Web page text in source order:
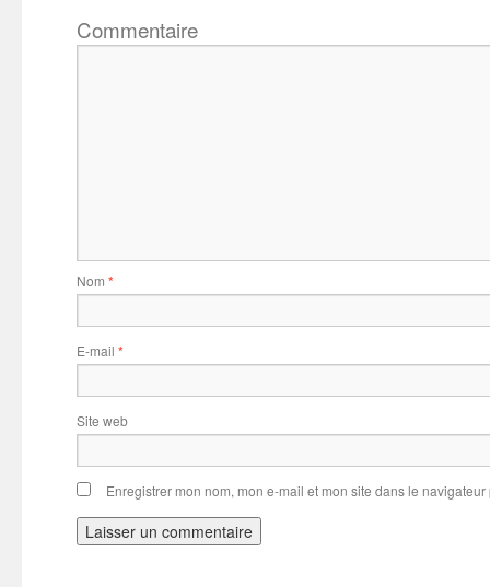
Commentaire
Nom *
E-mail *
Site web
Enregistrer mon nom, mon e-mail et mon site dans le